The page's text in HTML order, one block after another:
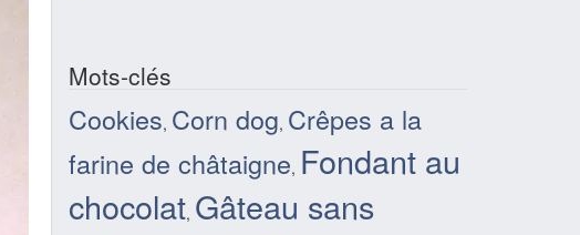
Mots-clés
Cookies, Corn dog, Crêpes a la
farine de châtaigne, Fondant au
chocolat, Gâteau sans